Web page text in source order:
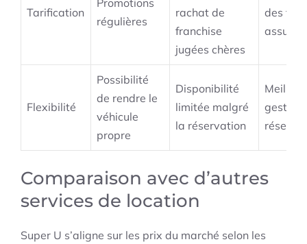
Tarification
Promotions
régulières
rachat de
franchise
jugées chères
des
Flexibilité
Possibilité
de rendre le
véhicule
propre
Disponibilité
limitée malgré
la réservation
gestion
Comparaison avec d’autres
services de location
Super U s’aligne sur les prix du marché selon les